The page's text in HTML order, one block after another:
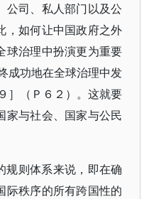
公司、私人部门以及公
，如何让中国政府之外
球治理中扮演更为重要
成功地在全球治理中发
］（Ｐ６２）。这就要
家与社会、国家与公民
规则体系来说，即在确
际秩序的所有跨国性的